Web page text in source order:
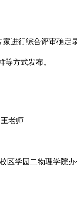
进行综合评审确定
方式发布。
老师
区学园二物理学院办